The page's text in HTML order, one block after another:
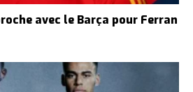
avec le Barça pour Ferran